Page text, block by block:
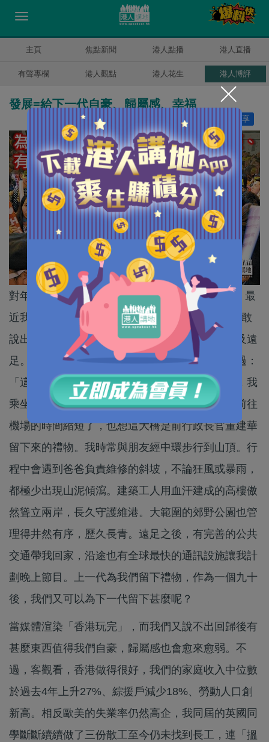
主頁 焦點新聞 港人點播 港人直播
有聲專欄 港人觀點 港人花生 港人博評
發展=給下一代自豪、歸屬感、幸福
分享
對年輕人，走出來支持發展是最「唔cool」的事。最
近我幸得Kevin加入我的研究隊伍，以下想分享他敢
說出來的心中話：我跟很多港人一樣，喜歡旅行及遠
足。我還記得第一次使用赤鱲角機場時，爸爸說過：
「這是港英政府留給港人的禮物。」十多年過去，我
乘坐的機場巴士因為開通了昂船洲大橋而改道，前往
機場的時間縮短了，也想這大橋是前行政長官董建華
留下來的禮物。我時常與朋友經中環步行到山頂。行
程中會遇到爸爸負責維修的斜坡，不論狂風或暴雨，
都極少出現山泥傾瀉。建築工人用血汗建成的高樓傲
然聳立兩岸，長久守護維港。大範圍的郊野公園也管
理得井然有序，歷久長青。遠足之後，有完善的公共
交通帶我回家，沿途也有全球最快的通訊設施讓我計
劃晚上節目。上一代為我們留下禮物，作為一個九十
後，我們又可以為下一代留下甚麼呢？
當媒體渲染「香港玩完」，而我們又說不出回歸後有
甚麼東西值得我們自豪，歸屬感也會愈來愈弱。不
過，客觀看，香港做得很好，我們的家庭收入中位數
於過去4年上升27%、綜援戶減少18%、勞動人口創
新高。相反歐美的失業率仍然高企，我同屆的英國同
學斷斷續續做了三份散工至今仍未找到長工，連「搵